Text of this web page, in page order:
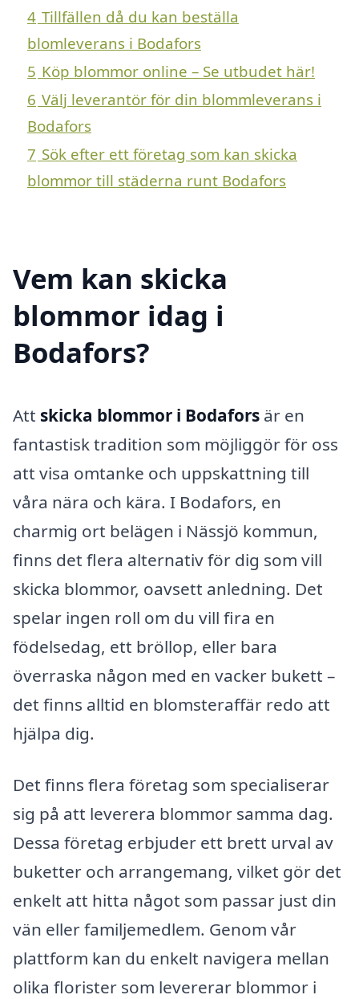
4 Tillfällen då du kan beställa
blomleverans i Bodafors
5 Köp blommor online – Se utbudet här!
6 Välj leverantör för din blommleverans i
Bodafors
7 Sök efter ett företag som kan skicka
blommor till städerna runt Bodafors
Vem kan skicka
blommor idag i
Bodafors?
Att skicka blommor i Bodafors är en
fantastisk tradition som möjliggör för oss
att visa omtanke och uppskattning till
våra nära och kära. I Bodafors, en
charmig ort belägen i Nässjö kommun,
finns det flera alternativ för dig som vill
skicka blommor, oavsett anledning. Det
spelar ingen roll om du vill fira en
födelsedag, ett bröllop, eller bara
överraska någon med en vacker bukett –
det finns alltid en blomsteraffär redo att
hjälpa dig.
Det finns flera företag som specialiserar
sig på att leverera blommor samma dag.
Dessa företag erbjuder ett brett urval av
buketter och arrangemang, vilket gör det
enkelt att hitta något som passar just din
vän eller familjemedlem. Genom vår
plattform kan du enkelt navigera mellan
olika florister som levererar blommor i